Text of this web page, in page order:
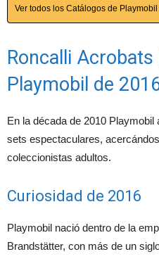
Ver todos los Catálogos de
Roncalli
Playmobil de
En la década de 2010
sets espectaculares,
coleccionistas adultos.
Curiosidad de 2016
Playmobil nació dentro de la
Brandstätter, con más de un